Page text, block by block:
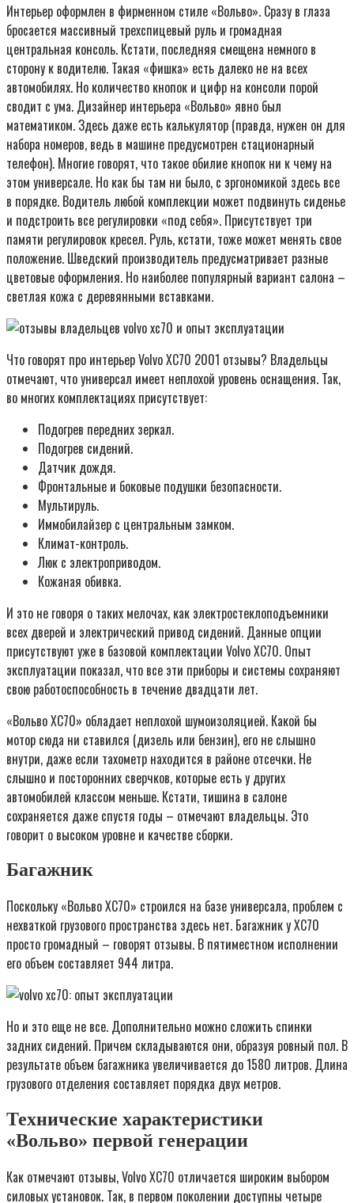
Интерьер оформлен в фирменном стиле «Вольво». Сразу в глаза
бросается массивный трехспицевый руль и громадная
центральная консоль. Кстати, последняя смещена немного в
сторону к водителю. Такая «фишка» есть далеко не на всех
автомобилях. Но количество кнопок и цифр на консоли порой
сводит с ума. Дизайнер интерьера «Вольво» явно был
математиком. Здесь даже есть калькулятор (правда, нужен он для
набора номеров, ведь в машине предусмотрен стационарный
телефон). Многие говорят, что такое обилие кнопок ни к чему на
этом универсале. Но как бы там ни было, с эргономикой здесь все
в порядке. Водитель любой комплекции может подвинуть сиденье
и подстроить все регулировки «под себя». Присутствует три
памяти регулировок кресел. Руль, кстати, тоже может менять свое
положение. Шведский производитель предусматривает разные
цветовые оформления. Но наиболее популярный вариант салона –
светлая кожа с деревянными вставками.
Что говорят про интерьер Volvo XC70 2001 отзывы? Владельцы
отмечают, что универсал имеет неплохой уровень оснащения. Так,
во многих комплектациях присутствует:
Подогрев передних зеркал.
Подогрев сидений.
Датчик дождя.
Фронтальные и боковые подушки безопасности.
Мультируль.
Иммобилайзер с центральным замком.
Климат-контроль.
Люк с электроприводом.
Кожаная обивка.
И это не говоря о таких мелочах, как электростеклоподъемники
всех дверей и электрический привод сидений. Данные опции
присутствуют уже в базовой комплектации Volvo XC70. Опыт
эксплуатации показал, что все эти приборы и системы сохраняют
свою работоспособность в течение двадцати лет.
«Вольво ХС70» обладает неплохой шумоизоляцией. Какой бы
мотор сюда ни ставился (дизель или бензин), его не слышно
внутри, даже если тахометр находится в районе отсечки. Не
слышно и посторонних сверчков, которые есть у других
автомобилей классом меньше. Кстати, тишина в салоне
сохраняется даже спустя годы – отмечают владельцы. Это
говорит о высоком уровне и качестве сборки.
Багажник
Поскольку «Вольво ХС70» строился на базе универсала, проблем с
нехваткой грузового пространства здесь нет. Багажник у ХС70
просто громадный – говорят отзывы. В пятиместном исполнении
его объем составляет 944 литра.
Но и это еще не все. Дополнительно можно сложить спинки
задних сидений. Причем складываются они, образуя ровный пол. В
результате объем багажника увеличивается до 1580 литров. Длина
грузового отделения составляет порядка двух метров.
Технические характеристики
«Вольво» первой генерации
Как отмечают отзывы, Volvo XC70 отличается широким выбором
силовых установок. Так, в первом поколении доступны четыре